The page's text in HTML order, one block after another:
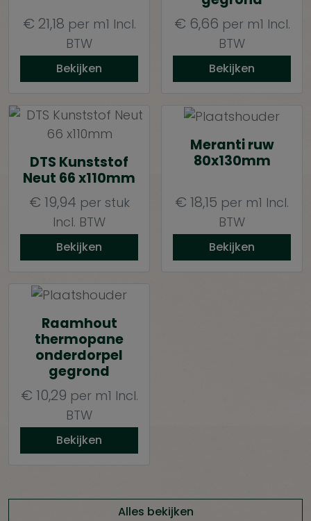
€ 21,18 per m1 Incl.
BTW
Bekijken
€ 6,66 per m1 Incl.
BTW
Bekijken
DTS Kunststof
Neut 66 x110mm
€ 19,94 per stuk
Incl. BTW
Bekijken
Meranti ruw
80x130mm
€ 18,15 per m1 Incl.
BTW
Bekijken
Raamhout
thermopane
onderdorpel
gegrond
€ 10,29 per m1 Incl.
BTW
Bekijken
Alles bekijken